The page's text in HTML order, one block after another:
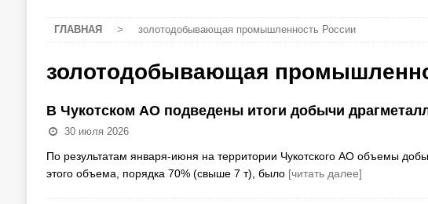
ГЛАВНАЯ > золотодобывающая промышленность России
золотодобывающая
В Чукотском АО подведены итоги добычи
30 июля 2026
По результатам января-июня на территории Чукотского АО объемы
этого объема, порядка 70% (свыше 7 т), было [читать далее]